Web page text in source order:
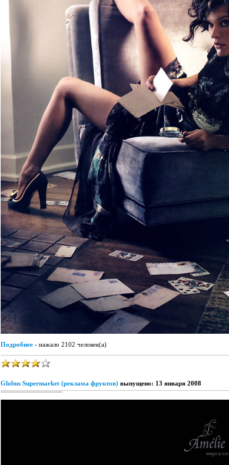
Подробнее - нажало 2102 человек(а)
Globus Supermarket (реклама фруктов) выпущено: 13 января 2008